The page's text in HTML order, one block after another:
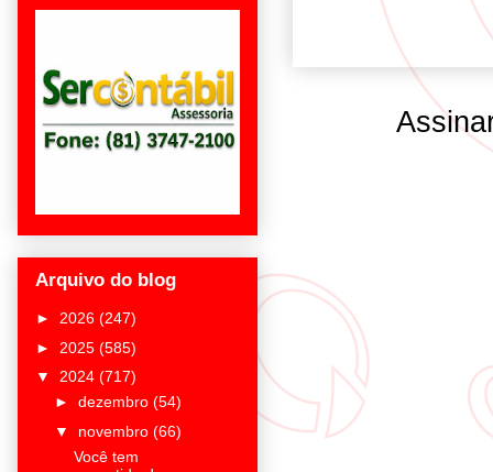
Arquivo do blog
► 2026 (247)
► 2025 (585)
▼ 2024 (717)
► dezembro (54)
▼ novembro (66)
Você tem